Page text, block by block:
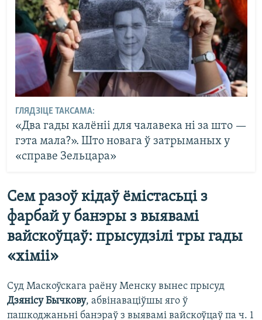
ГЛЯДЗІЦЕ ТАКСАМА:
«Два гады калёніі для чалавека ні за што —
гэта мала?». Што новага ў затрыманых у
«справе Зельцара»
Сем разоў кідаў ёмістасьці з
фарбай у банэры з выявамі
вайскоўцаў: прысудзілі тры гады
«хіміі»
Суд Маскоўскага раёну Менску вынес прысуд
Дзянісу Бычкову, абвінаваціўшы яго ў
пашкоджаньні банэраў з выявамі вайскоўцаў па ч. 1